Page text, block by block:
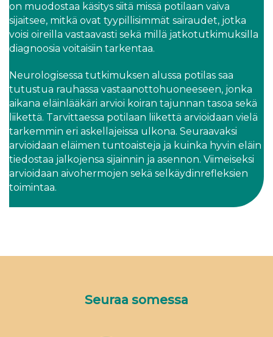
on muodostaa käsitys siitä missä potilaan vaiva
sijaitsee, mitkä ovat tyypillisimmät sairaudet, jotka
voisi oireilla vastaavasti sekä millä jatkotutkimuksilla
diagnoosia voitaisiin tarkentaa.
Neurologisessa tutkimuksen alussa potilas saa
tutustua rauhassa vastaanottohuoneeseen, jonka
aikana eläinlääkäri arvioi koiran tajunnan tasoa sekä
liikettä. Tarvittaessa potilaan liikettä arvioidaan vielä
tarkemmin eri askellajeissa ulkona. Seuraavaksi
arvioidaan eläimen tuntoaisteja ja kuinka hyvin eläin
tiedostaa jalkojensa sijainnin ja asennon. Viimeiseksi
arvioidaan aivohermojen sekä selkäydinrefleksien
toimintaa.
Seuraa somessa